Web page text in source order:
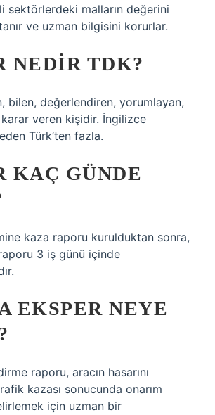
sektörlerdeki malların değerini
ve uzman bilgisini korurlar.
NEDIR TDK?
bilen, değerlendiren, yorumlayan,
veren kişidir. İngilizce
Türk’ten fazla.
KAÇ GÜNDE
kaza raporu kurulduktan sonra,
3 iş günü içinde
EKSPER NEYE
raporu, aracın hasarını
kazası sonucunda onarım
için uzman bir